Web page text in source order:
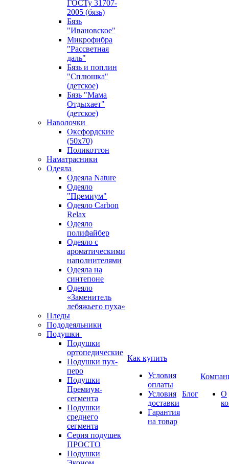
ГОСТу 31707-
2005 (бязь)
Бязь
"Ивановское"
Микрофибра
"Рассветная
даль"
Бязь и поплин
"Сплюшка"
(детское)
Бязь "Мама
Отдыхает"
(детское)
Наволочки
Оксфордские
(50х70)
Поликоттон
Наматрасники
Одеяла
Одеяла Nature
Одеяло
"Премиум"
Одеяло Carbon
Relax
Одеяло
полифайбер
Одеяло с
ароматическими
наполнителями
Одеяла на
синтепоне
Одеяло
«Заменитель
лебяжьего пуха»
Пледы
Пододеяльники
Подушки
Подушки
ортопедические
Подушки пух-
перо
Подушки
Премиум-
сегмента
Подушки
среднего
сегмента
Серия подушек
ПРОСТО
Подушки
Как купить
Условия
оплаты
Условия
доставки
Гарантия
на товар
Блог
О